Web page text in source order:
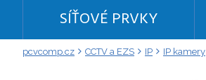
SÍŤOVÉ PRVKY
pcvcomp.cz CCTV a EZS IP IP kamery